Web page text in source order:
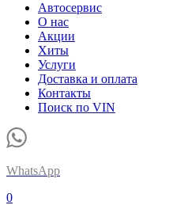
Автосервис
О нас
Акции
Хиты
Услуги
Доставка и оплата
Контакты
Поиск по VIN
WhatsApp
0